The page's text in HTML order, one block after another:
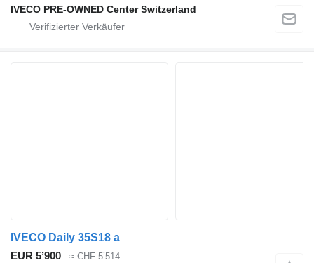
IVECO PRE-OWNED Center Switzerland
IVECO Daily 35S18 a
EUR 5’900
≈ CHF 5’514